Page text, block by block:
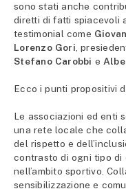
sono stati anche
diretti di fatti spiacevoli
testimonial come
Lorenzo Gori ,
Stefano Carobbi e
Ecco i punti propositivi
Le associazioni ed enti
una rete locale che
del rispetto e
contrasto di ogni tipo di
nell’ambito sportivo.
sensibilizzazione e